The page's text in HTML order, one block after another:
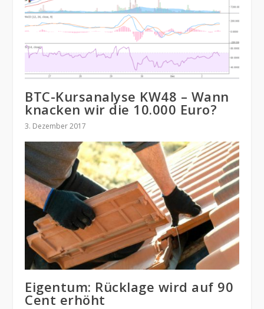
BTC-Kursanalyse KW48 – Wann
knacken wir die 10.000 Euro?
3. Dezember 2017
Eigentum: Rücklage wird auf 90
Cent erhöht